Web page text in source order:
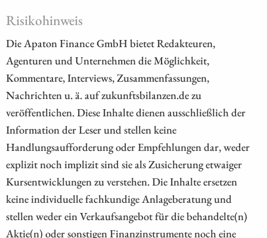
Risikohinweis
Die Apaton Finance GmbH bietet Redakteuren,
Agenturen und Unternehmen die Möglichkeit,
Kommentare, Interviews, Zusammenfassungen,
Nachrichten u. ä. auf zukunftsbilanzen.de zu
veröffentlichen. Diese Inhalte dienen ausschließlich der
Information der Leser und stellen keine
Handlungsaufforderung oder Empfehlungen dar, weder
explizit noch implizit sind sie als Zusicherung etwaiger
Kursentwicklungen zu verstehen. Die Inhalte ersetzen
keine individuelle fachkundige Anlageberatung und
stellen weder ein Verkaufsangebot für die behandelte(n)
Aktie(n) oder sonstigen Finanzinstrumente noch eine